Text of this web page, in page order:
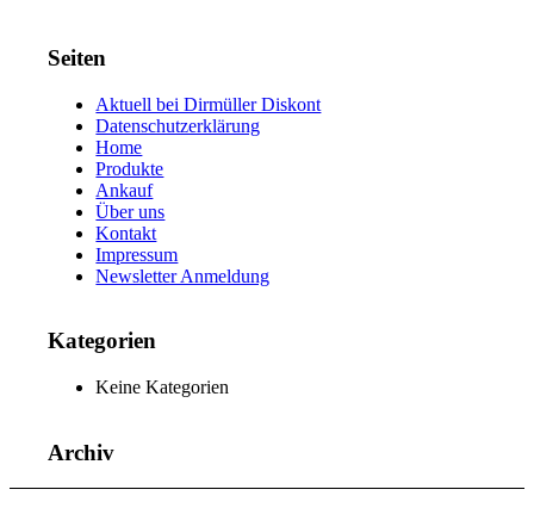
Seiten
Aktuell bei Dirmüller Diskont
Datenschutzerklärung
Home
Produkte
Ankauf
Über uns
Kontakt
Impressum
Newsletter Anmeldung
Kategorien
Keine Kategorien
Archiv